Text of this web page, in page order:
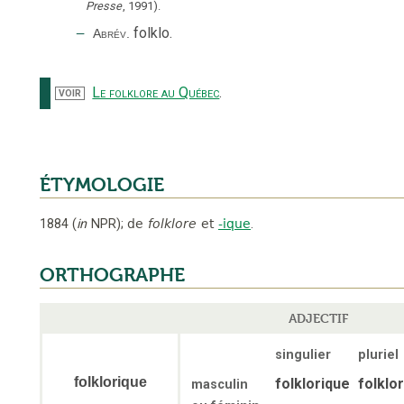
Presse 1991).
‒ Abrév. folklo.
VOIR Le folklore au Québec.
ÉTYMOLOGIE
1884 (in NPR); de folklore et -ique.
ORTHOGRAPHE
ADJECTIF
folklorique
singulier
pluriel
masculin
folklorique